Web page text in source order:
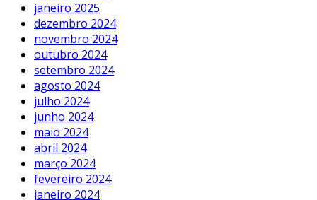
janeiro 2025
dezembro 2024
novembro 2024
outubro 2024
setembro 2024
agosto 2024
julho 2024
junho 2024
maio 2024
abril 2024
março 2024
fevereiro 2024
janeiro 2024